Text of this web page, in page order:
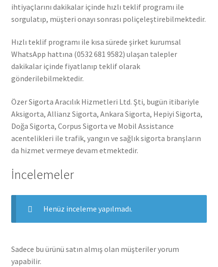
ihtiyaçlarını dakikalar içinde hızlı teklif programı ile
sorgulatıp, müşteri onayı sonrası poliçeleştirebilmektedir.
Hızlı teklif programı ile kısa sürede şirket kurumsal
WhatsApp hattına (0532 681 9582) ulaşan talepler
dakikalar içinde fiyatlanıp teklif olarak
gönderilebilmektedir.
Özer Sigorta Aracılık Hizmetleri Ltd. Şti, bugün itibariyle
Aksigorta, Allianz Sigorta, Ankara Sigorta, Hepiyi Sigorta,
Doğa Sigorta, Corpus Sigorta ve Mobil Assistance
acentelikleri ile trafik, yangın ve sağlık sigorta branşların
da hizmet vermeye devam etmektedir.
İncelemeler
Henüz inceleme yapılmadı.
Sadece bu ürünü satın almış olan müşteriler yorum
yapabilir.